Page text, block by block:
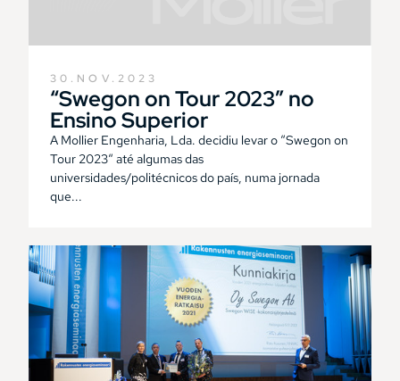
30.NOV.2023
“Swegon on Tour 2023” no
Ensino Superior
A Mollier Engenharia, Lda. decidiu levar o “Swegon on
Tour 2023“ até algumas das
universidades/politécnicos do país, numa jornada
que...